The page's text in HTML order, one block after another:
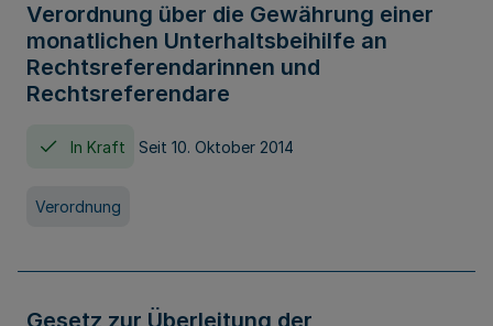
Verordnung über die Gewährung einer
monatlichen Unterhaltsbeihilfe an
Rechtsreferendarinnen und
Rechtsreferendare
In Kraft Seit 10. Oktober 2014
Verordnung
Gesetz zur Überleitung der